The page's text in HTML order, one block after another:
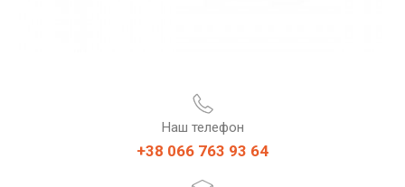
Наш телефон
+38 066 763 93 64